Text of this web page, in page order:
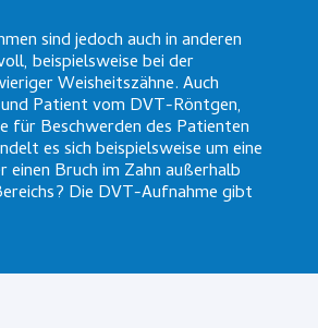
sind jedoch auch in anderen
beispielsweise bei der
Weisheitszähne. Auch
Patient vom DVT-Röntgen,
für Beschwerden des Patienten
es sich beispielsweise um eine
einen Bruch im Zahn außerhalb
Die DVT-Aufnahme gibt